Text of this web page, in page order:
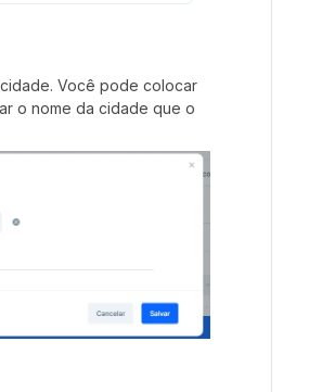
Você pode colocar
o nome da cidade que o